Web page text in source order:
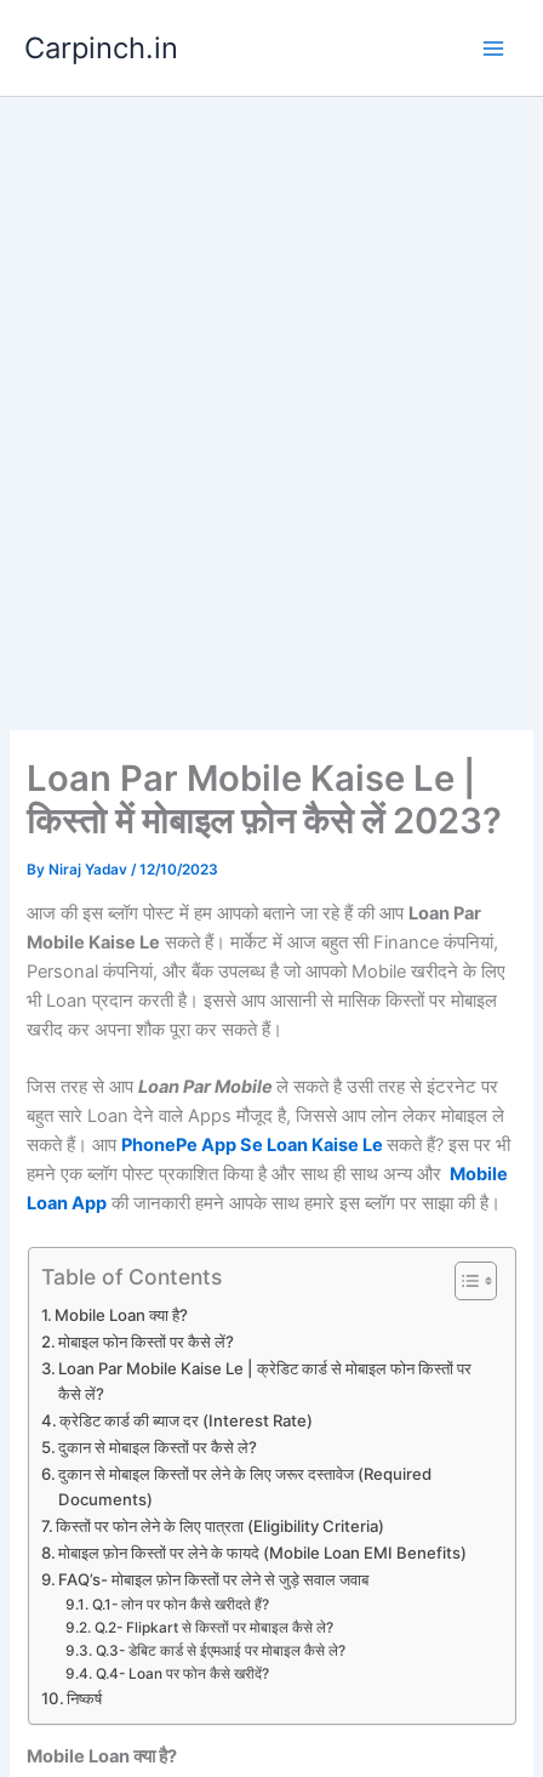
Carpinch.in
Loan Par Mobile Kaise Le |
किस्तो में मोबाइल फ़ोन कैसे लें 2023?
By Niraj Yadav/12/10/2023
आज की इस ब्लॉग पोस्ट में हम आपको बताने जा रहे हैं की आप Loan Par
Mobile Kaise Le सकते हैं। मार्केट में आज बहुत सी Finance कंपनियां,
Personal कंपनियां, और बैंक उपलब्ध है जो आपको Mobile खरीदने के लिए
भी Loan प्रदान करती है। इससे आप आसानी से मासिक किस्तों पर मोबाइल
खरीद कर अपना शौक पूरा कर सकते हैं।
जिस तरह से आपLoan Par Mobileले सकते है उसी तरह से इंटरनेट पर
बहुत सारे Loan देने वाले Apps मौजूद है, जिससे आप लोन लेकर मोबाइल ले
सकते हैं। आप PhonePe App Se Loan Kaise Leसकते हैं? इस पर भी
हमने एक ब्लॉग पोस्ट प्रकाशित किया है और साथ ही साथ अन्य और Mobile
Loan App की जानकारी हमने आपके साथ हमारे इस ब्लॉग पर साझा की है।
Table of Contents
Mobile Loan क्या है?
मोबाइल फोन किस्तों पर कैसे लें?
Loan Par Mobile Kaise Le | क्रेडिट कार्ड से मोबाइल फोन किस्तों पर
कैसे लें?
क्रेडिट कार्ड की ब्याज दर (Interest Rate)
दुकान से मोबाइल किस्तों पर कैसे ले?
दुकान से मोबाइल किस्तों पर लेने के लिए जरूर दस्तावेज (Required
Documents)
किस्तों पर फोन लेने के लिए पात्रता (Eligibility Criteria)
मोबाइल फ़ोन किस्तों पर लेने के फायदे (Mobile Loan EMI Benefits)
FAQ’s- मोबाइल फ़ोन किस्तों पर लेने से जुड़े सवाल जवाब
Q.1- लोन पर फोन कैसे खरीदते हैं?
Q.2- Flipkart से किस्तों पर मोबाइल कैसे ले?
Q.3- डेबिट कार्ड से ईएमआई पर मोबाइल कैसे ले?
Q.4- Loan पर फोन कैसे खरीदें?
निष्कर्ष
Mobile Loan क्या है?